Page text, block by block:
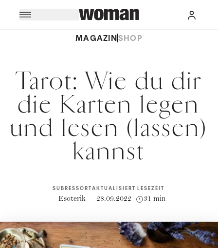
MAGAZINSHOP
Tarot: Wie du dir
die Karten legen
und lesen (lassen)
kannst
SUBRESSORT
Esoterik
AKTUALISIERT
28.09.2022
LESEZEIT
31 min